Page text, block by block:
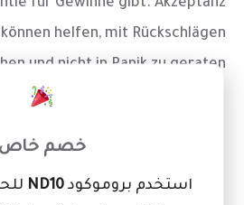
für Gewinne gibt. Akzeptanz
helfen, mit Rückschlägen
und nicht in Panik zu geraten.
Setze dir realistische Ziele.
Pausen zur Reflexion.
خصم خاص
استخدم بروموكودND10